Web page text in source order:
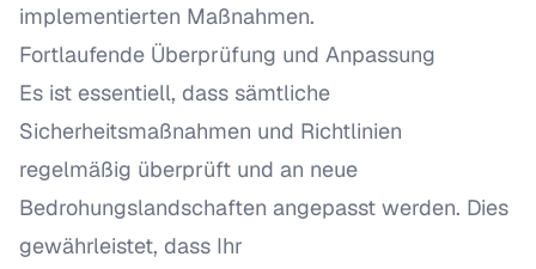
implementierten Maßnahmen.
Fortlaufende Überprüfung und Anpassung
Es ist essentiell, dass sämtliche
Sicherheitsmaßnahmen und Richtlinien
regelmäßig überprüft und an neue
Bedrohungslandschaften angepasst werden. Dies
gewährleistet, dass Ihr